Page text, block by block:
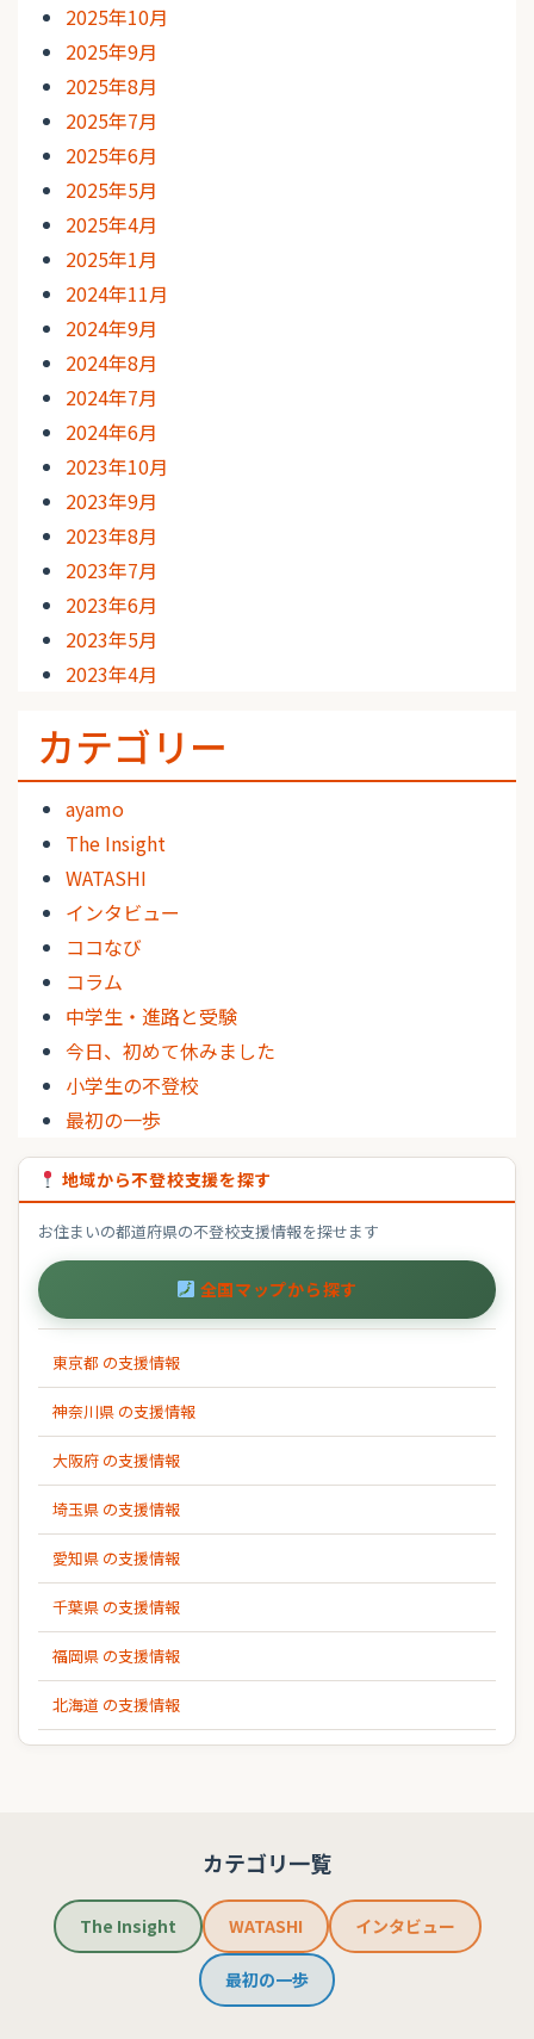
2025年10月
2025年9月
2025年8月
2025年7月
2025年6月
2025年5月
2025年4月
2025年1月
2024年11月
2024年9月
2024年8月
2024年7月
2024年6月
2023年10月
2023年9月
2023年8月
2023年7月
2023年6月
2023年5月
2023年4月
カテゴリー
ayamo
The Insight
WATASHI
インタビュー
ココなび
コラム
中学生・進路と受験
今日、初めて休みました
小学生の不登校
最初の一歩
地域から不登校支援を探す
お住まいの都道府県の不登校支援情報を探せます
全国マップから探す
東京都 の支援情報
神奈川県 の支援情報
大阪府 の支援情報
埼玉県 の支援情報
愛知県 の支援情報
千葉県 の支援情報
福岡県 の支援情報
北海道 の支援情報
カテゴリ一覧
The Insight WATASHI インタビュー
最初の一歩